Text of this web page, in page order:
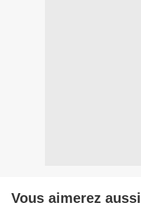
Vous aimerez aussi